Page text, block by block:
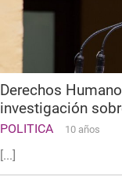
Derechos
investigación
POLITICA 10 años
[...]